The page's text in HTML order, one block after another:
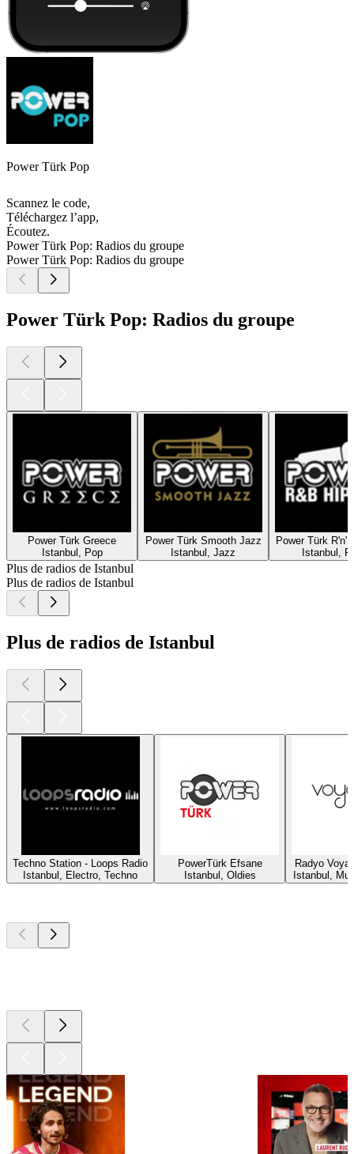
Power Türk Pop
Scannez le code,
Téléchargez l’app,
Écoutez.
Power Türk Pop: Radios du groupe
Power Türk Pop: Radios du groupe
Power Türk Pop: Radios du groupe
Power Türk Greece
Istanbul, Pop
Power Türk Smooth Jazz
Istanbul, Jazz
Power Türk
Istanbul,
Plus de radios de Istanbul
Plus de radios de Istanbul
Plus de radios de Istanbul
Techno Station - Loops Radio
Istanbul, Electro, Techno
PowerTürk Efsane
Istanbul, Oldies
Radyo
Istanbul,